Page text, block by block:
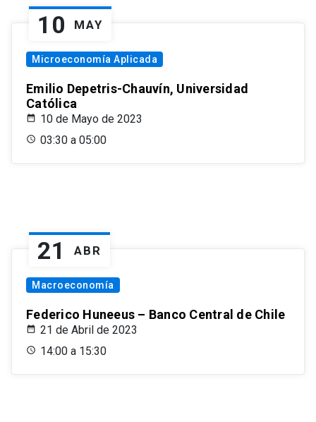
10 MAY
Microeconomía Aplicada
Emilio Depetris-Chauvín, Universidad
Católica
10 de Mayo de 2023
03:30 a 05:00
21 ABR
Macroeconomía
Federico Huneeus – Banco Central de Chile
21 de Abril de 2023
14:00 a 15:30